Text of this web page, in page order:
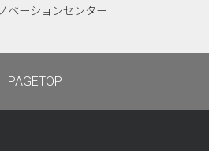
ベーションセンター
PAGETOP